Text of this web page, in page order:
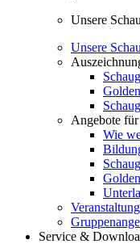
Unsere
Unsere
Angebote für
Wie
Service &